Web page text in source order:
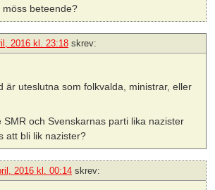
beteende?
2016 kl. 23:18 skrev:
är uteslutna som folkvalda, ministrar, eller
SMR och Svenskarnas parti lika nazister
att bli lik nazister?
2016 kl. 00:14 skrev: